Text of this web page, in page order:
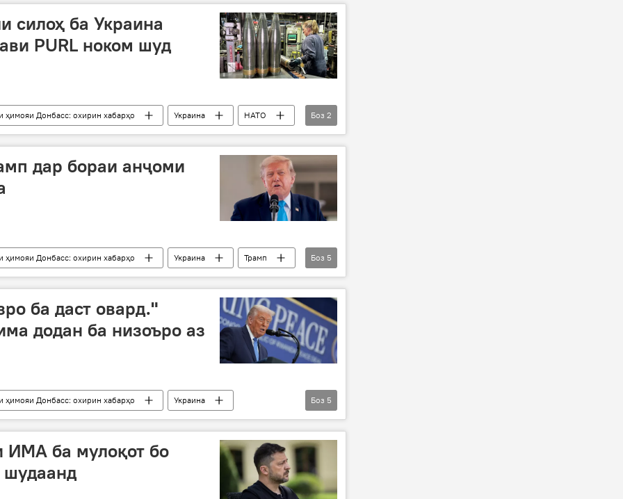
силоҳ ба Украина
PURL ноком шуд
ҳимояи Донбасс: охирин хабарҳо Украина
НАТО
Боз 2
дар бораи анҷоми
ҳимояи Донбасс: охирин хабарҳо Украина
Трамп
низоъ Русия ҳалли низоъ
Боз 5
ба даст овард."
додан ба низоъро аз
ҳимояи Донбасс: охирин хабарҳо
Украина
низоъ Трамп Ғарб
Боз 5
ИМА ба мулоқот бо
шудаанд